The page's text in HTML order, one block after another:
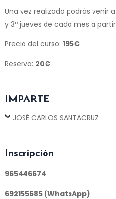
Una vez realizado podrás venir
y 3º jueves de cada mes a partir
Precio del curso: 195€
Reserva: 20€
IMPARTE
JOSÉ CARLOS SANTACRUZ
nscripción
965446674
692155685 (WhatsApp)